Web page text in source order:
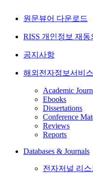
원문뷰어 다운로드
RISS 개인정보 재동
공지사항
해외전자정보서비
Academic
Ebooks
Dissertations
Conference
Reviews
Reports
Databases & Journals
전자저널 리스